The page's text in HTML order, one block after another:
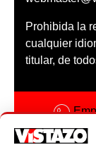
Prohibida la
cualquier
titular, de